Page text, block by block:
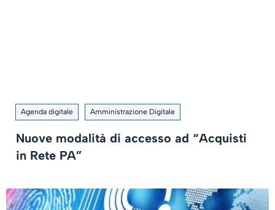
Agenda digitale Amministrazione Digitale
Nuove modalità di accesso ad “Acquisti
in Rete PA”